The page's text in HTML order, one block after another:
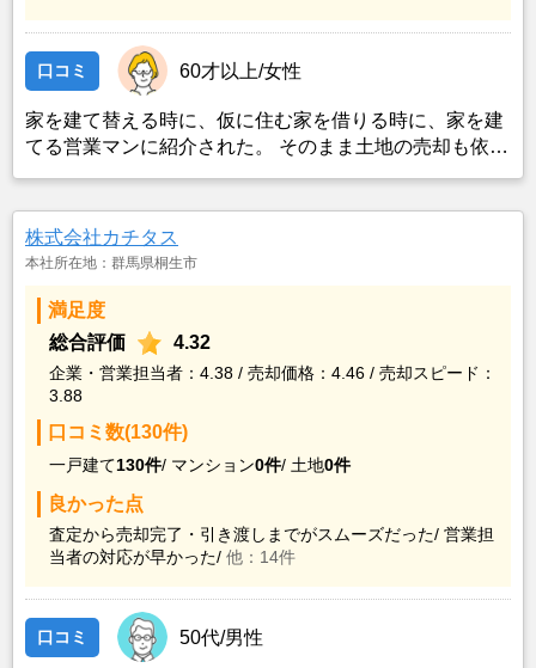
口コミ 60才以上/女性
家を建て替える時に、仮に住む家を借りる時に、家を建
てる営業マンに紹介された。 そのまま土地の売却も依頼
株式会社カチタス
本社所在地：群馬県桐生市
満足度
総合評価
4.32
企業・営業担当者：4.38 / 売却価格：4.46 / 売却スピード：
3.88
口コミ数(130件)
一戸建て130件/ マンション0件/ 土地0件
良かった点
査定から売却完了・引き渡しまでがスムーズだった/ 営業担
当者の対応が早かった/ 他：14件
口コミ 50代/男性